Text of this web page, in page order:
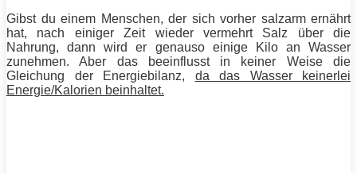
Gibst du einem Menschen, der sich vorher salzarm ernährt
hat, nach einiger Zeit wieder vermehrt Salz über die
Nahrung, dann wird er genauso einige Kilo an Wasser
zunehmen. Aber das beeinflusst in keiner Weise die
Gleichung der Energiebilanz, da das Wasser keinerlei
Energie/Kalorien beinhaltet.